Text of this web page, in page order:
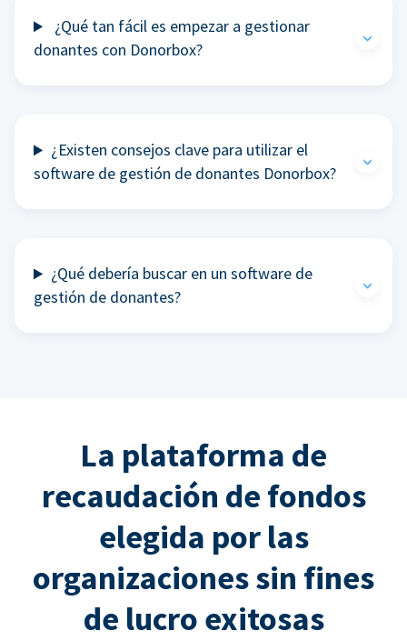
¿Qué tan fácil es empezar a gestionar
donantes con Donorbox?
¿Existen consejos clave para utilizar el
software de gestión de donantes Donorbox?
¿Qué debería buscar en un software de
gestión de donantes?
La plataforma de
recaudación de fondos
elegida por las
organizaciones sin fines
de lucro exitosas